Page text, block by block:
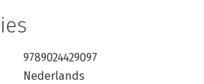
9789024429097
Nederlands